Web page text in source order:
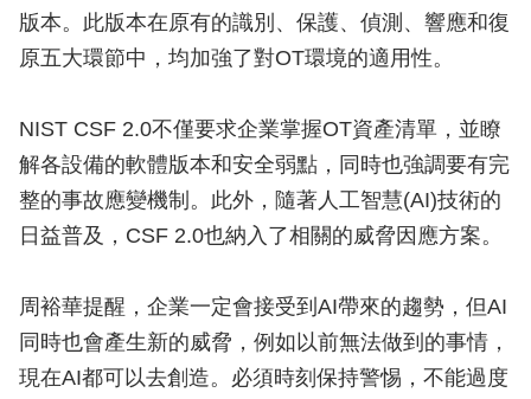
版本。此版本在原有的識別、保護、偵測、響應和復
原五大環節中，均加強了對OT環境的適用性。
NIST CSF 2.0不僅要求企業掌握OT資產清單，並瞭
解各設備的軟體版本和安全弱點，同時也強調要有完
整的事故應變機制。此外，隨著人工智慧(AI)技術的
日益普及，CSF 2.0也納入了相關的威脅因應方案。
周裕華提醒，企業一定會接受到AI帶來的趨勢，但AI
同時也會產生新的威脅，例如以前無法做到的事情，
現在AI都可以去創造。必須時刻保持警惕，不能過度